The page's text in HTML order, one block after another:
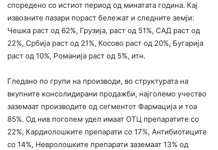
споредено со истиот период од минатата година. Кај
извозните пазари пораст бележат и следните земји:
Чешка раст од 62%, Грузија, раст од 51%, САД раст од
22%, Србија раст од 21%, Косово раст од 20%, Бугарија
раст од 10%, Романија раст од 5%, итн.
Гледано по групи на производи, во структурата на
вкупните консолидирани продажби, најголемо учество
заземаат производите од сегментот Фармација и тоа
85%. Од нив поголем удел имаат ОТЦ препаратите со
22%, Кардиолошките препарати со 17%, Антибиотиците
со 14%, Невролошките препарати заземаат 13% од